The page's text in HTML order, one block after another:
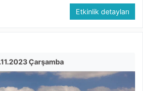
Etkinlik detayları
Çarşamba